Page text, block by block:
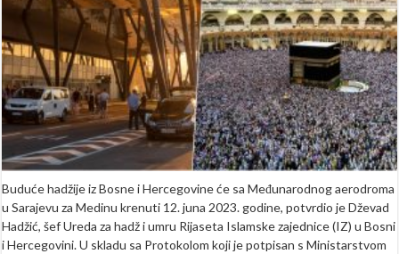
sa
sarajevskog
aerodroma
Buduće hadžije iz Bosne i Hercegovine će sa Međunarodnog aerodroma
u Sarajevu za Medinu krenuti 12. juna 2023. godine, potvrdio je Dževad
Hadžić, šef Ureda za hadž i umru Rijaseta Islamske zajednice (IZ) u Bosni
i Hercegovini. U skladu sa Protokolom koji je potpisan s Ministarstvom